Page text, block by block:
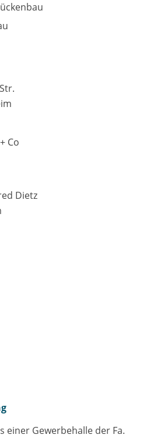
Co
Dietz
einer Gewerbehalle der Fa.